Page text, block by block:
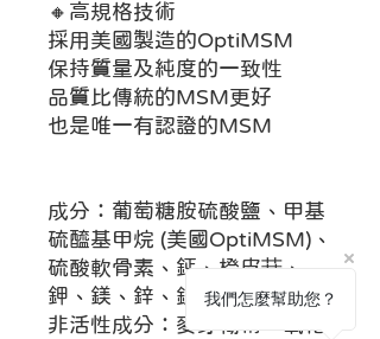
🔸高規格技術
採用美國製造的OptiMSM
保持質量及純度的一致性
品質比傳統的MSM更好
也是唯一有認證的MSM
成分：葡萄糖胺硫酸鹽、甲基
硫醯基甲烷 (美國OptiMSM)、
硫酸軟骨素、鈣、橙皮苷、
鉀、鎂、鋅、錳
非活性成分：麥芽糊精、氧化
我們怎麼幫助您？